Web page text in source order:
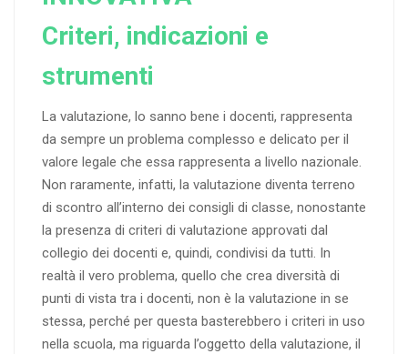
Criteri, indicazioni e
strumenti
La valutazione, lo sanno bene i docenti, rappresenta
da sempre un problema complesso e delicato per il
valore legale che essa rappresenta a livello nazionale.
Non raramente, infatti, la valutazione diventa terreno
di scontro all’interno dei consigli di classe, nonostante
la presenza di criteri di valutazione approvati dal
collegio dei docenti e, quindi, condivisi da tutti. In
realtà il vero problema, quello che crea diversità di
punti di vista tra i docenti, non è la valutazione in se
stessa, perché per questa basterebbero i criteri in uso
nella scuola, ma riguarda l’oggetto della valutazione, il